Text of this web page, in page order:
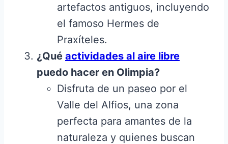
artefactos antiguos, incluyendo
el famoso Hermes de
Praxíteles.
¿Qué actividades al aire libre
puedo hacer en Olimpia?
Disfruta de un paseo por el
Valle del Alfios, una zona
perfecta para amantes de la
naturaleza y quienes buscan